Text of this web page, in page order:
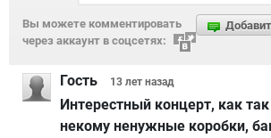
Вы можете комментировать
через аккаунт в соцсетях:
Гость 13 лет назад
Интерестный концерт, как
некому ненужные коробки,